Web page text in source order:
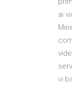
ai
vi